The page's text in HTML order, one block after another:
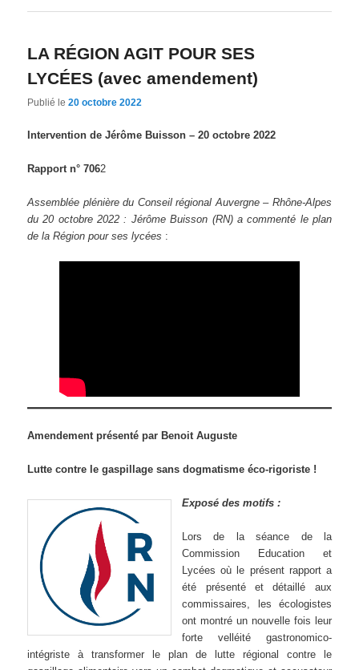
LA RÉGION AGIT POUR SES
LYCÉES (avec amendement)
Publié le20 octobre 2022
Intervention de Jérôme Buisson – 20 octobre 2022
Rapport n° 7062
Assemblée plénière du Conseil régional Auvergne – Rhône-Alpes
du 20 octobre 2022 : Jérôme Buisson (RN) a commenté le plan
de la Région pour ses lycées :
Amendement présenté par Benoit Auguste
Lutte contre le gaspillage sans dogmatisme éco-rigoriste !
Exposé des motifs :
Lors de la séance de la
Commission Education et
Lycées où le présent rapport a
été présenté et détaillé aux
commissaires, les écologistes
ont montré un nouvelle fois leur
forte velléité gastronomico-
intégriste à transformer le plan de lutte régional contre le